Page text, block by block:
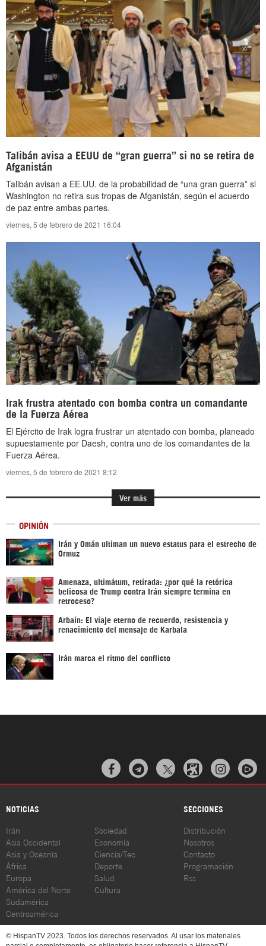
Talibán avisa a EEUU de “gran guerra” si no se retira de
Afganistán
Talibán avisan a EE.UU. de la probabilidad de “una gran guerra” si
Washington no retira sus tropas de Afganistán, según el acuerdo
de paz entre ambas partes.
viernes, 5 de febrero de 2021 16:04
Irak frustra atentado con bomba contra un comandante
de la Fuerza Aérea
El Ejército de Irak logra frustrar un atentado con bomba, planeado
supuestamente por Daesh, contra uno de los comandantes de la
Fuerza Aérea.
viernes, 5 de febrero de 2021 8:12
Ver más
OPINIÓN
Irán y Omán ultiman un nuevo estatus para el estrecho de
Ormuz
Amenaza, ultimátum, retirada: ¿por qué la retórica
belicosa de Trump contra Irán siempre termina en
retroceso?
Arbaín: El viaje eterno de recuerdo, resistencia y
renacimiento del mensaje de Karbala
Irán marca el ritmo del conflicto
  
NOTICIAS SECCIONES
Irán
Asia Occidental
Asia y Oceanía
África
Europa
América del Norte
Sudamérica
Centroamérica
Sociedad
Economía
Ciencia/Tec
Deporte
Salud
Cultura
Distribución
Nosotros
Contacto
Programación
Rss
© HispanTV 2023. Todos los derechos reservados. Al usar los materiales